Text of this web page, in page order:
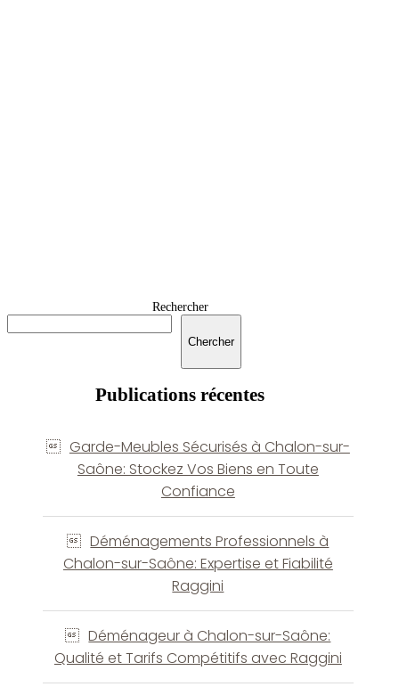
Rechercher
Chercher
Publications récentes
Garde-Meubles Sécurisés à Chalon-sur-
Saône: Stockez Vos Biens en Toute
Confiance
Déménagements Professionnels à
Chalon-sur-Saône: Expertise et Fiabilité
Raggini
Déménageur à Chalon-sur-Saône:
Qualité et Tarifs Compétitifs avec Raggini